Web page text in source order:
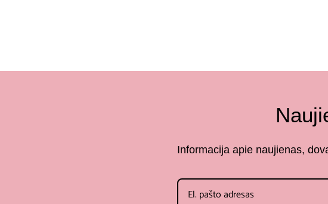
Informacija apie naujienas,